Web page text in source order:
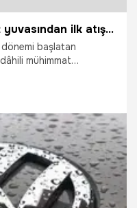
KIZILELMA dâhili mühimmat yuvasından ilk atış testlerini başarıyla tamamladı!
başlatan
mühimmat